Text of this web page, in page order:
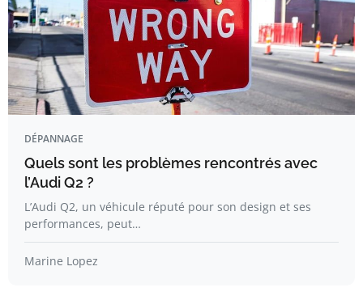
DÉPANNAGE
Quels sont les problèmes rencontrés avec
l’Audi Q2 ?
L’Audi Q2, un véhicule réputé pour son design et ses
performances, peut…
Marine Lopez